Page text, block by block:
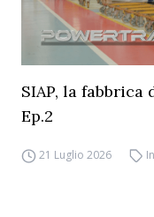
SIAP, la
Ep.2
21 Luglio 2026